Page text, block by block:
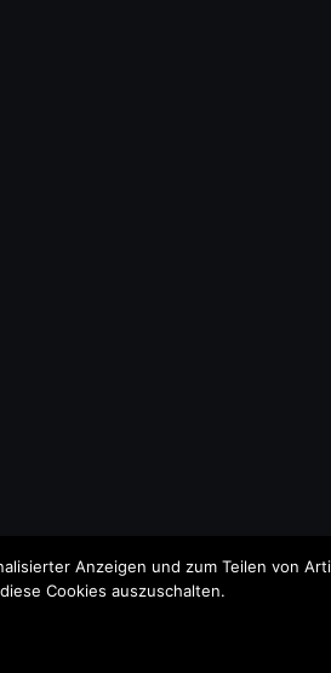
Anzeigen und zum Teilen von
Cookies auszuschalten.